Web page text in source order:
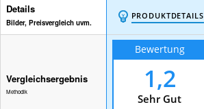
Details
Bilder, Preisvergleich uvm.
PRODUKTDETAILS
Vergleichsergebnis
Methodik
Bewertung
1,2
Sehr Gut